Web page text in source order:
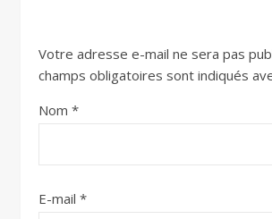
Votre adresse e-mail ne sera pas
champs obligatoires sont indiqués
Nom *
E-mail *